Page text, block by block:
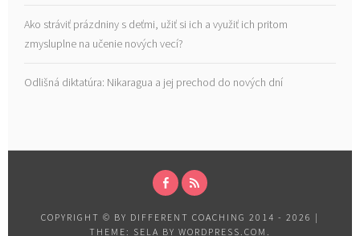
Ako stráviť prázdniny s deťmi, užiť si ich a využiť ich pritom
zmysluplne na učenie nových vecí?
Odlišná diktatúra: Nikaragua a jej prechod do nových dní
COPYRIGHT © BY DIFFERENT COACHING 2014 - 2026 |
THEME: SELA BY WORDPRESS.COM